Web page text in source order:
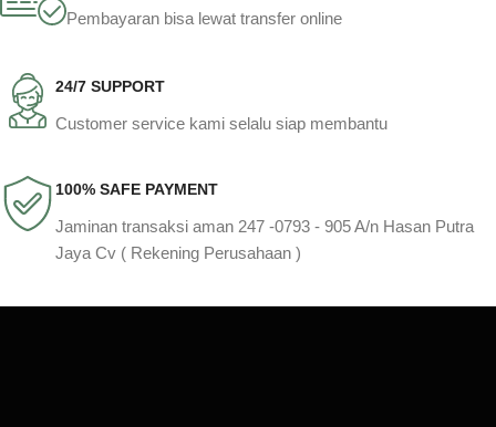
Pembayaran bisa lewat transfer online
24/7 SUPPORT
Customer service kami selalu siap membantu
100% SAFE PAYMENT
Jaminan transaksi aman 247 -0793 - 905 A/n Hasan Putra
Jaya Cv ( Rekening Perusahaan )